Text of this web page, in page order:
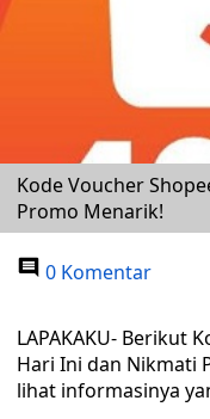
Kode Voucher
Promo Menarik!
0 Komentar
LAPAKAKU- Berikut
Hari Ini dan Nikmati
lihat informasinya